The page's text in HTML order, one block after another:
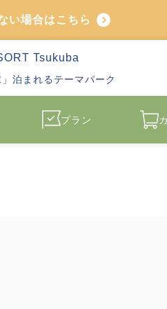
い場合はこちら
Tsukuba
泊まれるテーマパーク
プラン